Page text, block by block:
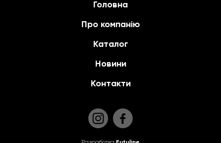
Головна
Про компанію
Каталог
Новини
Контакти